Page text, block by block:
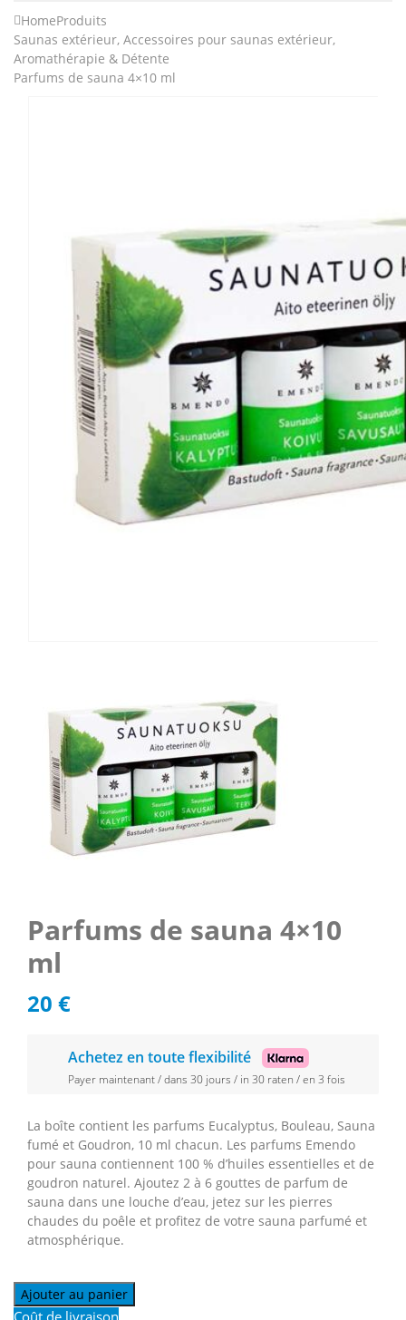
HomeProduits
Saunas extérieur, Accessoires pour saunas extérieur,
Aromathérapie & Détente
Parfums de sauna 4×10 ml
Parfums de sauna 4×10
ml
20 €
Achetez en toute flexibilité
Payer maintenant / dans 30 jours / in 30 raten / en 3 fois
La boîte contient les parfums Eucalyptus, Bouleau, Sauna
fumé et Goudron, 10 ml chacun. Les parfums Emendo
pour sauna contiennent 100 % d’huiles essentielles et de
goudron naturel. Ajoutez 2 à 6 gouttes de parfum de
sauna dans une louche d’eau, jetez sur les pierres
chaudes du poêle et profitez de votre sauna parfumé et
atmosphérique.
Ajouter au panier